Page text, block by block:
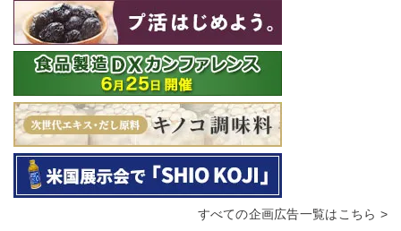
すべての企画広告一覧はこちら >